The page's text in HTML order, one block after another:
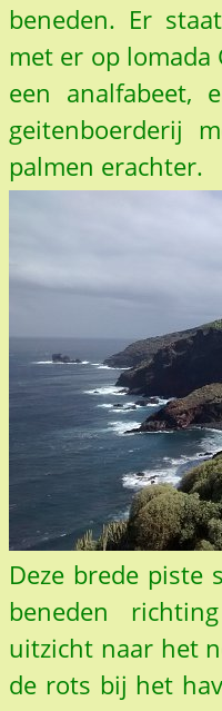
beneden. Er
met er op lomada
een analfabeet,
geitenboerderij
palmen erachter.
Deze brede piste
beneden
uitzicht naar het
de rots bij het